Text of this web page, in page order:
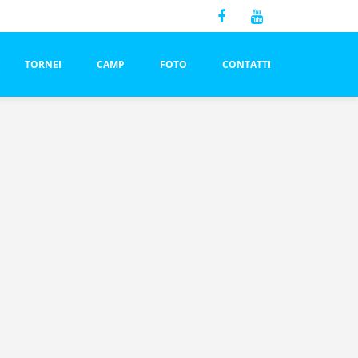
TORNEI CAMP FOTO CONTATTI